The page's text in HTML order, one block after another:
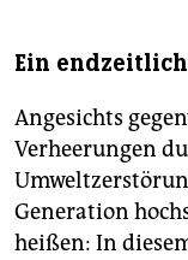
Ein
Angesichts
Verheerungen
Generation
heißen: In